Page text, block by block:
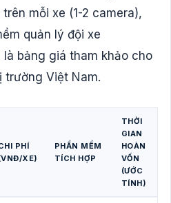
mỗi xe (1-2 camera),
quản lý đội xe
là bảng giá tham khảo cho
trường Việt Nam.
PHÍ
XE)
PHẦN MỀM
TÍCH HỢP
THỜI
GIAN
HOÀN
VỐN
(ƯỚC
TÍNH)